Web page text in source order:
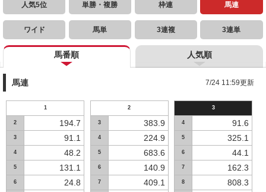
人気5位 単勝・複勝 枠連 馬連
ワイド 馬単 3連複 3連単
馬番順 人気順
馬連 7/24 11:59更新
1
2 194.7
3 91.1
4 48.2
5 131.1
6 24.8
2
3 383.9
4 224.9
5 683.6
6 140.9
7 409.1
3
4 91.6
5 325.1
6 44.1
7 162.3
8 808.3